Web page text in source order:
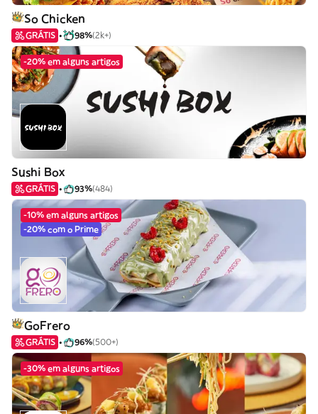
So Chicken
GRÁTIS 98%(2k+)
-20% em alguns artigos
Sushi Box
GRÁTIS 93%(484)
-10% em alguns artigos
-20% com o Prime
GoFrero
GRÁTIS 96%(500+)
-30% em alguns artigos